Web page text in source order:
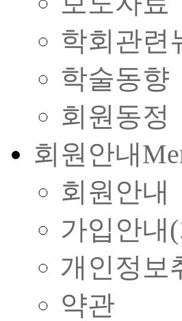
학회관련
학술동향
회원동정
회원안내
회원안내
가입안내
개인정보
약관